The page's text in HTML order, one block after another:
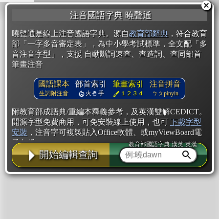
注音國語字典 曉聲通
曉聲通是線上注音國語字典。源自教育部辭典 ，符合教育
部「一字多音審定表」，為中小學考試標準，全文配「多
音注音字型」，支援 自動斷詞速查、查造詞、查同部首
筆畫注音
國語課本
生詞附注音
部首索引
火 手
筆畫索引
１２３４
注音拼音
ㄅㄆpinyin
附教育部成語典/重編本釋義參考，及英漢雙解CEDICT。
開源字型免費商用，可免安裝線上使用，也可 下載字型
安裝 ，注音字可複製貼入Office軟體、或myViewBoard電
子白板。
辭典使用方法 注音IVS字型編輯器
開始編輯查詢
教育部國語字典·漢英·英漢